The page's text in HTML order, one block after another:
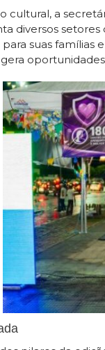
cultural, a
diversos
suas famílias